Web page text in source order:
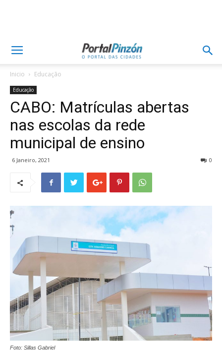
Inicio Educação
Educação
CABO: Matrículas abertas
nas escolas da rede
municipal de ensino
6 Janeiro, 2021 0
Foto: Sillas Gabriel